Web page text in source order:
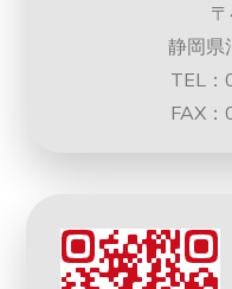
静岡県
TEL
FAX